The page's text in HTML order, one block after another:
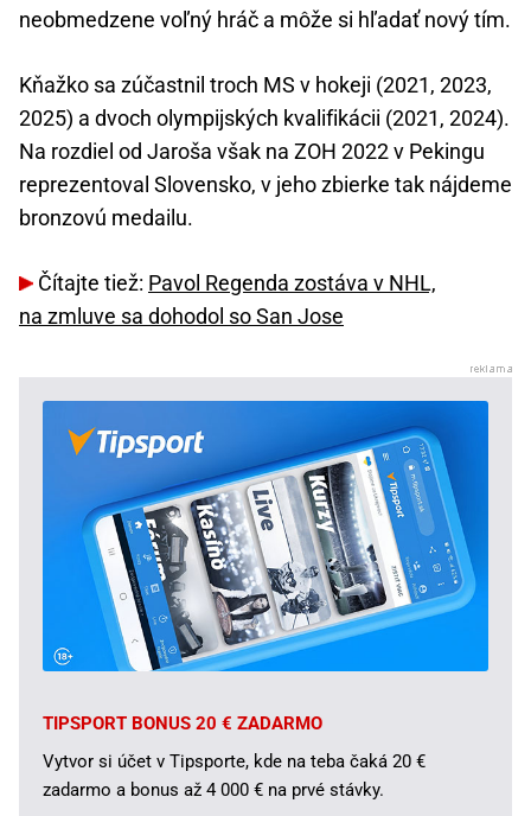
neobmedzene voľný hráč a môže si hľadať nový tím.
Kňažko sa zúčastnil troch MS v hokeji (2021, 2023,
2025) a dvoch olympijských kvalifikácii (2021, 2024).
Na rozdiel od Jaroša však na ZOH 2022 v Pekingu
reprezentoval Slovensko, v jeho zbierke tak nájdeme
bronzovú medailu.
Čítajte tiež: Pavol Regenda zostáva v NHL,
na zmluve sa dohodol so San Jose
TIPSPORT BONUS 20 € ZADARMO
Vytvor si účet v Tipsporte, kde na teba čaká 20 €
zadarmo a bonus až 4 000 € na prvé stávky.